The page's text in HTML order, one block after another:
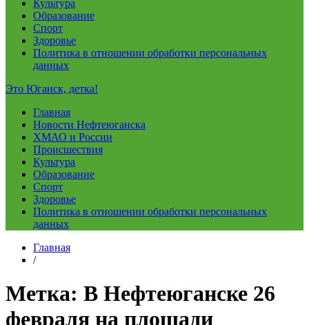
Культура
Образование
Спорт
Здоровье
Политика в отношении обработки персональных
данных
Это Юганск, детка!
Главная
Новости Нефтеюганска
ХМАО и России
Происшествия
Культура
Образование
Спорт
Здоровье
Политика в отношении обработки персональных
данных
Главная
/
Метка: В Нефтеюганске 26
февраля на площади